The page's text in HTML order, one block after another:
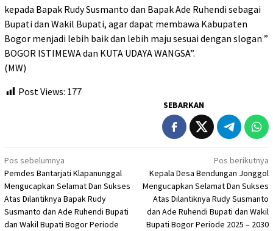
kepada Bapak Rudy Susmanto dan Bapak Ade Ruhendi sebagai
Bupati dan Wakil Bupati, agar dapat membawa Kabupaten
Bogor menjadi lebih baik dan lebih maju sesuai dengan slogan ”
BOGOR ISTIMEWA dan KUTA UDAYA WANGSA”.
(MW)
Post Views: 177
SEBARKAN
Navigasi
pos
Pos sebelumnya
Pemdes Bantarjati Klapanunggal
Mengucapkan Selamat Dan Sukses
Atas Dilantiknya Bapak Rudy
Susmanto dan Ade Ruhendi Bupati
dan Wakil Bupati Bogor Periode
Pos berikutnya
Kepala Desa Bendungan Jonggol
Mengucapkan Selamat Dan Sukses
Atas Dilantiknya Rudy Susmanto
dan Ade Ruhendi Bupati dan Wakil
Bupati Bogor Periode 2025 – 2030